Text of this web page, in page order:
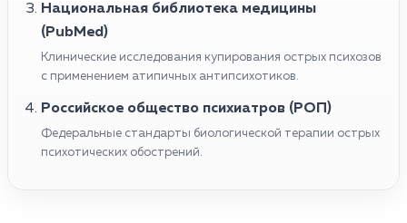
Национальная библиотека медицины
(PubMed)
Клинические исследования купирования острых психозов
с применением атипичных антипсихотиков.
Российское общество психиатров (РОП)
Федеральные стандарты биологической терапии острых
психотических обострений.